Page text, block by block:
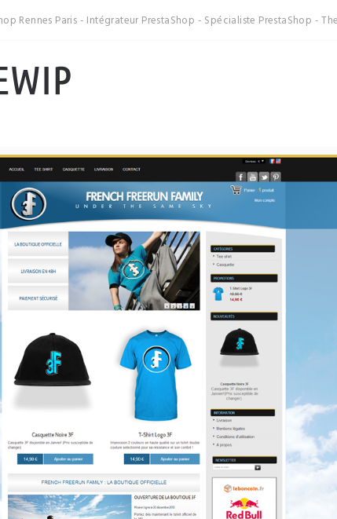
Rennes Paris - Intégrateur PrestaShop - Spécialiste PrestaShop -